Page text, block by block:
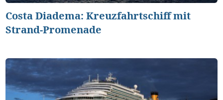
Costa Diadema: Kreuzfahrtschiff mit
Strand-Promenade